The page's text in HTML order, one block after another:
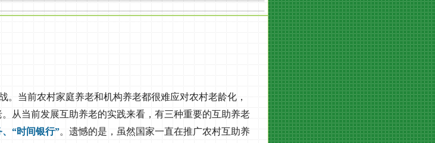
。当前农村家庭养老和机构养老都很难应对农村老龄化，
从当前发展互助养老的实践来看，有三种重要的互助养老
“时间银行”。遗憾的是，虽然国家一直在推广农村互助养